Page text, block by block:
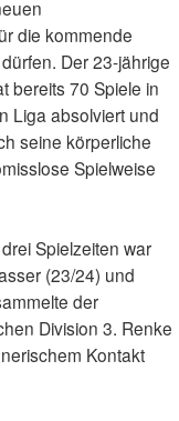
die kommende
Der 23-jährige
bereits 70 Spiele in
Liga absolviert und
seine körperliche
Spielweise
Spielzeiten war
(23/24) und
der
Division 3. Renke
Kontakt